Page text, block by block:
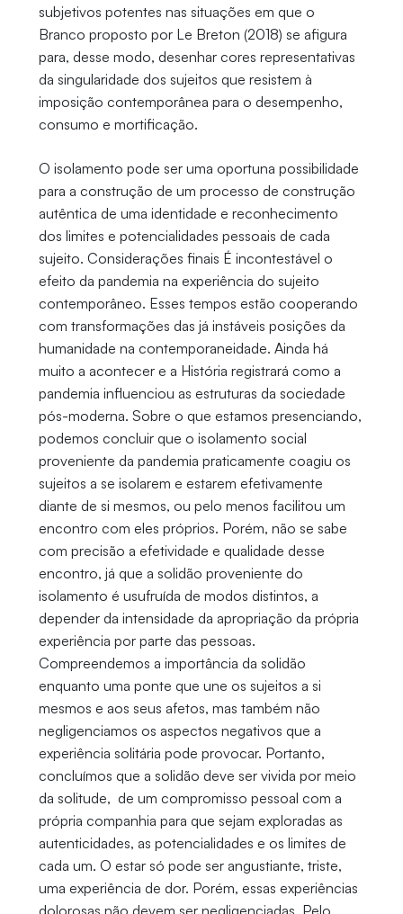
subjetivos potentes nas situações em que o
Branco proposto por Le Breton (2018) se afigura
para, desse modo, desenhar cores representativas
da singularidade dos sujeitos que resistem à
imposição contemporânea para o desempenho,
consumo e mortificação.
O isolamento pode ser uma oportuna possibilidade
para a construção de um processo de construção
autêntica de uma identidade e reconhecimento
dos limites e potencialidades pessoais de cada
sujeito. Considerações finais É incontestável o
efeito da pandemia na experiência do sujeito
contemporâneo. Esses tempos estão cooperando
com transformações das já instáveis posições da
humanidade na contemporaneidade. Ainda há
muito a acontecer e a História registrará como a
pandemia influenciou as estruturas da sociedade
pós-moderna. Sobre o que estamos presenciando,
podemos concluir que o isolamento social
proveniente da pandemia praticamente coagiu os
sujeitos a se isolarem e estarem efetivamente
diante de si mesmos, ou pelo menos facilitou um
encontro com eles próprios. Porém, não se sabe
com precisão a efetividade e qualidade desse
encontro, já que a solidão proveniente do
isolamento é usufruída de modos distintos, a
depender da intensidade da apropriação da própria
experiência por parte das pessoas.
Compreendemos a importância da solidão
enquanto uma ponte que une os sujeitos a si
mesmos e aos seus afetos, mas também não
negligenciamos os aspectos negativos que a
experiência solitária pode provocar. Portanto,
concluímos que a solidão deve ser vivida por meio
da solitude, de um compromisso pessoal com a
própria companhia para que sejam exploradas as
autenticidades, as potencialidades e os limites de
cada um. O estar só pode ser angustiante, triste,
uma experiência de dor. Porém, essas experiências